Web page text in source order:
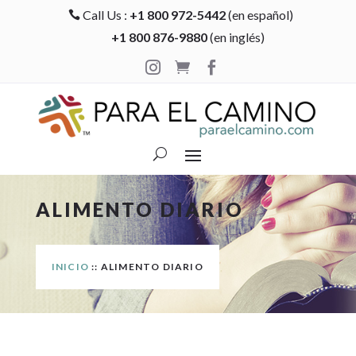
 Call Us : +1 800 972-5442(en español)
+1 800 876-9880(en inglés)

 
ALIMENTO DIARIO
INICIO :: ALIMENTO DIARIO